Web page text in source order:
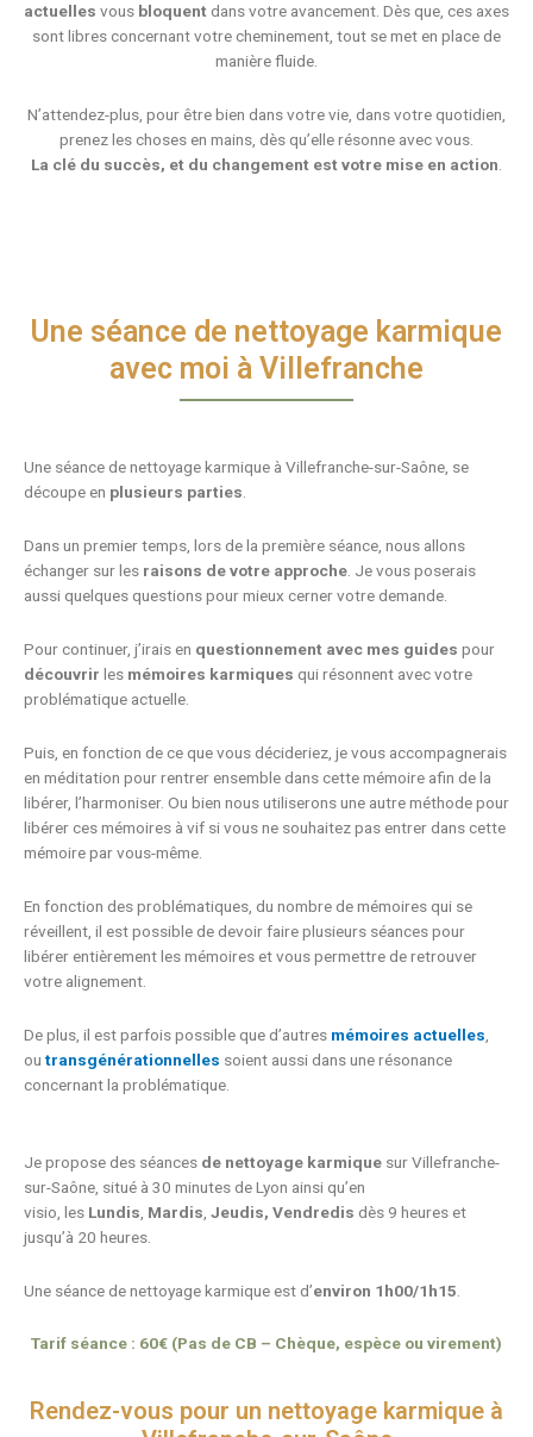
actuelles vous bloquent dans votre avancement. Dès que, ces axes
sont libres concernant votre cheminement, tout se met en place de
manière fluide.
N’attendez-plus, pour être bien dans votre vie, dans votre quotidien,
prenez les choses en mains, dès qu’elle résonne avec vous.
La clé du succès, et du changement est votre mise en action
Une séance de nettoyage karmique
avec moi à Villefranche
Une séance de nettoyage karmique à Villefranche-sur-Saône, se
découpe en plusieurs parties
Dans un premier temps, lors de la première séance, nous allons
échanger sur les raisons de votre approche . Je vous poserais
aussi quelques questions pour mieux cerner votre demande.
Pour continuer, j’irais en questionnement avec mes guides pour
découvrir les mémoires karmiques qui résonnent avec votre
problématique actuelle.
Puis, en fonction de ce que vous décideriez, je vous accompagnerais
en méditation pour rentrer ensemble dans cette mémoire afin de la
libérer, l’harmoniser. Ou bien nous utiliserons une autre méthode pour
libérer ces mémoires à vif si vous ne souhaitez pas entrer dans cette
mémoire par vous-même.
En fonction des problématiques, du nombre de mémoires qui se
réveillent, il est possible de devoir faire plusieurs séances pour
libérer entièrement les mémoires et vous permettre de retrouver
votre alignement.
De plus, il est parfois possible que d’autres mémoires actuelles
ou transgénérationnelles soient aussi dans une résonance
concernant la problématique.
Je propose des séances de nettoyage karmique sur Villefranche-
sur-Saône, situé à 30 minutes de Lyon ainsi qu’en
visio, les Lundis Mardis Jeudis, Vendredis dès 9 heures et
jusqu’à 20 heures
Une séance de nettoyage karmique est d’environ 1h00/1h15
Tarif séance : 60€ (Pas de CB – Chèque, espèce ou virement)
Rendez-vous pour un nettoyage karmique à